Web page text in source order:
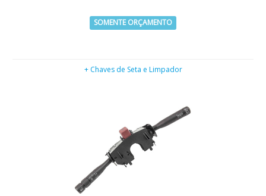
SOMENTE ORÇAMENTO
+ Chaves de Seta e Limpador